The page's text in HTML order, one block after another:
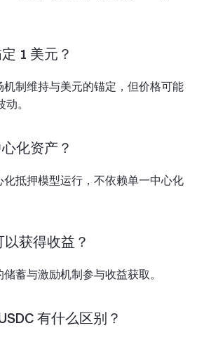
1 美元？
机制维持与美元的锚定，但价格可能
。
化资产？
化抵押模型运行，不依赖单一中心化
以获得收益？
蓄与激励机制参与收益获取。
有什么区别？